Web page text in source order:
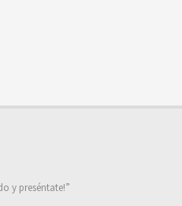
y preséntate!”